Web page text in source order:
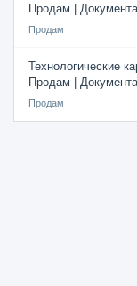
Продам |
Продам
Технологические
Продам |
Продам